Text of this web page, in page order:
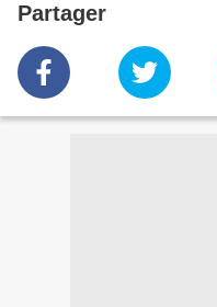
Partager